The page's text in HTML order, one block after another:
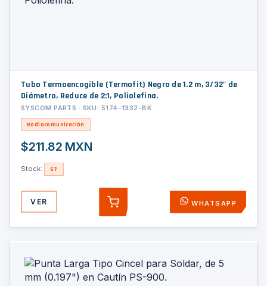
Tubo Termoencogible (Termofit) Negro de 1.2 m, 3/32" de
Diámetro, Reduce de 2:1, Poliolefina.
SYSCOM PARTS · SKU: 5174-1332-BK
Radiocomunicación
$211.82 MXN
Stock: 57
VER AGREGAR WHATSAPP